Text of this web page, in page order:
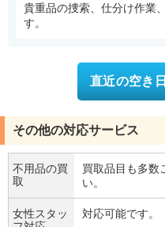
貴重品の捜索、仕分け作業
す。
直近の空き
その他の対応サービス
不用品の買
取
買取品目も多数
い。
女性スタッ
対応可能です。